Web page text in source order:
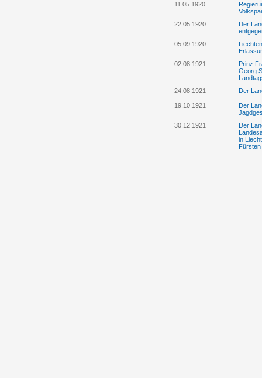
11.05.1920
22.05.1920
Der
05.09.1920
02.08.1921
Prinz
Georg
24.08.1921
Der
19.10.1921
Der
30.12.1921
Der
in
Fürsten